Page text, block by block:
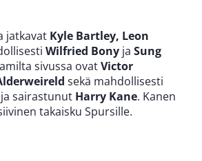
jatkavat Kyle Bartley, Leon
Wilfried Bony ja Sung
sivussa ovatVictor
sekä mahdollisesti
ja sairastunut Harry Kane. Kanen
takaisku Spursille.